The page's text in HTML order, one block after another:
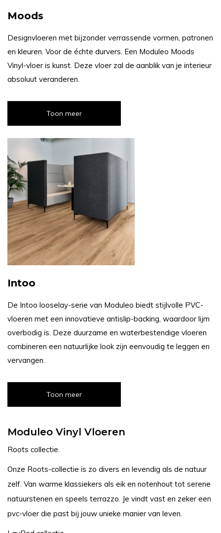
Moods
Designvloeren met bijzonder verrassende vormen, patronen
en kleuren. Voor de échte durvers. Een Moduleo Moods
Vinyl-vloer is kunst. Deze vloer zal de aanblik van je interieur
absoluut veranderen.
Toon meer
Intoo
De Intoo looselay-serie van Moduleo biedt stijlvolle PVC-
vloeren met een innovatieve antislip-backing, waardoor lijm
overbodig is. Deze duurzame en waterbestendige vloeren
combineren een natuurlijke look zijn eenvoudig te leggen en
vervangen.
Toon meer
Moduleo Vinyl Vloeren
Roots collectie.
Onze Roots-collectie is zo divers en levendig als de natuur
zelf. Van warme klassiekers als eik en notenhout tot serene
natuurstenen en speels terrazzo. Je vindt vast en zeker een
pvc-vloer die past bij jouw unieke manier van leven.